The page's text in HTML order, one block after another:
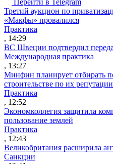
Перейти в Telegram
Третий аукцион по
«Макфы» провалился
Практика
, 14:29
ВС Швеции подтвердил
Международная практика
, 13:27
Минфин планирует отбирать
строительстве по их репутации
Практика
, 12:52
Экономколлегия защитила
пользование землей
Практика
, 12:43
Великобритания расширила
Санкции